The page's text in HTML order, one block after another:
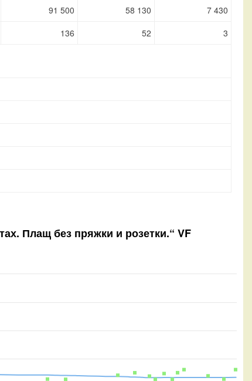
91 500 58 130
7 430
136 52 3
Плащ без пряжки и розетки.“ VF